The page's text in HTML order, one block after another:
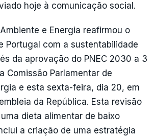
hoje à comunicação social.
e Energia reafirmou o
Portugal com a sustentabilidade
da aprovação do PNEC 2030 a 3
Comissão Parlamentar de
e esta sexta-feira, dia 20, em
da República. Esta revisão
dieta alimentar de baixo
a criação de uma estratégia